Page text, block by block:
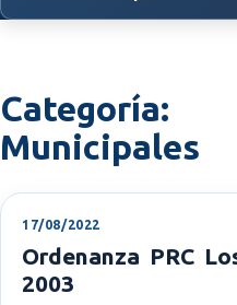
Municipales
17/08/2022
Ordenanza PRC
2003